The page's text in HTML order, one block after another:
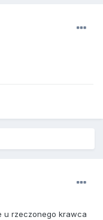
u rzeczonego krawca